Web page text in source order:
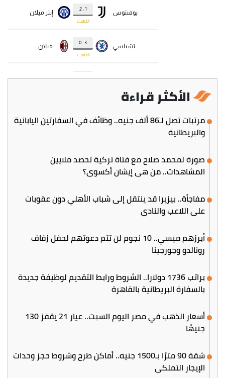
الأكثر قراءة
مرتبات تصل لـ86 ألف جنيه.. وظائف في السفارتين اليابانية
والبريطانية
صورة لمحمد صلاح مع فتاة تركية تحصد ملايين
المشاهدات.. من هي إيشان أكسوي؟
مفاجأة.. بيزيرا قد ينتقل إلى شباب الأهلي دون عقوبات
على اللاعب والنادي
أبرزهم ميسي.. 10 نجوم لن تتم دعوتهم لحفل زفاف
رونالدو وجورجينا
براتب 1736 دولارا.. الشروط ورابط التقديم لوظيفة جديدة
بالسفارة البريطانية بالقاهرة
أسعار الذهب في مصر اليوم السبت.. عيار 21 يقفز 130
جنيهًا
شقة 90 مترًا بـ1500 جنيه.. أماكن طرح وشروط حجز وحدات
الإيجار التملكي